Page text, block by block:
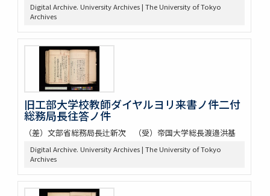
Digital Archive. University Archives | The University of Tokyo
Archives
旧工部大学校教師ダイヤルヨリ来書ノ件二付
総務局長往答ノ件
（差）文部省総務局長辻新次 （受）帝国大学総長渡邉洪基
Digital Archive. University Archives | The University of Tokyo
Archives